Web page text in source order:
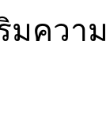
มคว